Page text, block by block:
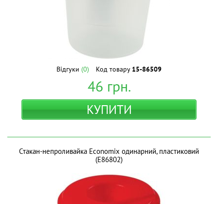
Відгуки (0) Код товару 15-86509
46 грн.
КУПИТИ
Стакан-непроливайка Economix одинарний, пластиковий
(E86802)